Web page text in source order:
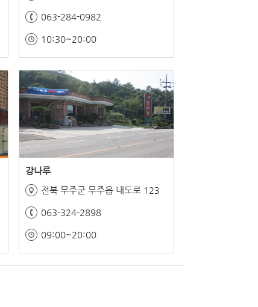
063-284-0982
10:30~20:00
강나루
전북 무주군 무주읍 내도로 123
063-324-2898
09:00~20:00